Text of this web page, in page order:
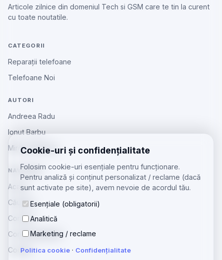
Cookie-uri și confidențialitate
Folosim cookie-uri esențiale pentru funcționare.
Pentru analiză și conținut personalizat / reclame (dacă
sunt activate pe site), avem nevoie de acordul tău.
Esențiale (obligatorii)
Analitică
Marketing / reclame
Politica cookie · Confidențialitate
Articole zilnice din domeniul Tech si GSM care te tin la curent
cu toate noutatile.
CATEGORII
Reparații telefoane
Telefoane Noi
AUTORI
Andreea Radu
Ionut Barbu
Mircea Aiftincăi
NAVIGARE
Acasă
Căutare
Contact
Confidențialitate
Cookie